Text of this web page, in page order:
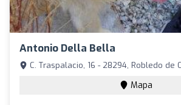
Antonio Della Bella
C. Traspalacio, 16 - 28294, Robledo de
Mapa